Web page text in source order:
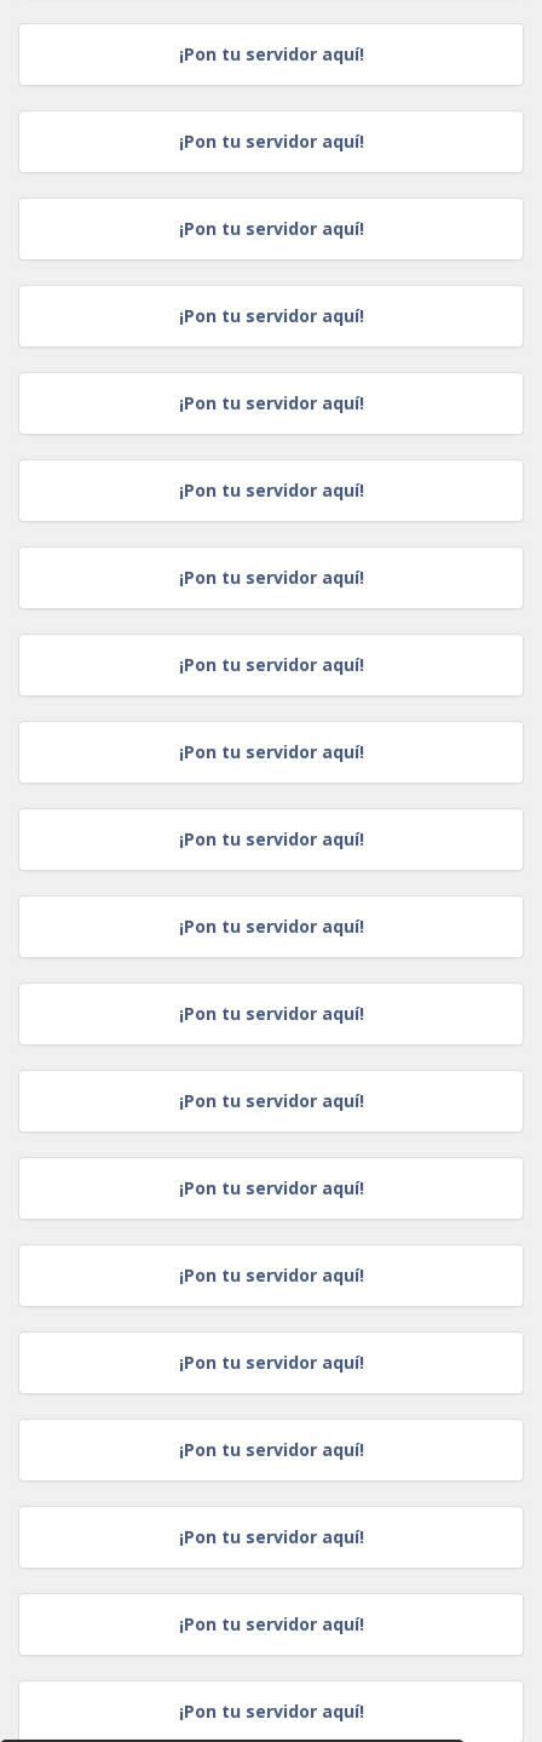
¡Pon tu servidor aquí!
¡Pon tu servidor aquí!
¡Pon tu servidor aquí!
¡Pon tu servidor aquí!
¡Pon tu servidor aquí!
¡Pon tu servidor aquí!
¡Pon tu servidor aquí!
¡Pon tu servidor aquí!
¡Pon tu servidor aquí!
¡Pon tu servidor aquí!
¡Pon tu servidor aquí!
¡Pon tu servidor aquí!
¡Pon tu servidor aquí!
¡Pon tu servidor aquí!
¡Pon tu servidor aquí!
¡Pon tu servidor aquí!
¡Pon tu servidor aquí!
¡Pon tu servidor aquí!
¡Pon tu servidor aquí!
¡Pon tu servidor aquí!